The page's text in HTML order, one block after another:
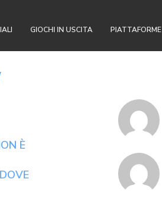
GIOCHI IN USCITA PIATTAFORME
È